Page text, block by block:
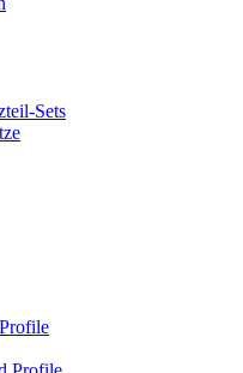
Sets